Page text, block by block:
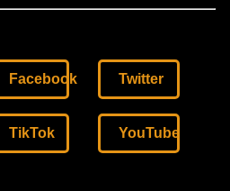
Facebook Twitter
TikTok YouTube